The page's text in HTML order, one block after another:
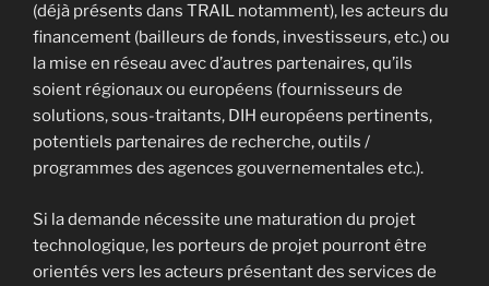
(déjà présents dans TRAIL notamment), les acteurs du
financement (bailleurs de fonds, investisseurs, etc.) ou
la mise en réseau avec d’autres partenaires, qu’ils
soient régionaux ou européens (fournisseurs de
solutions, sous-traitants, DIH européens pertinents,
potentiels partenaires de recherche, outils /
programmes des agences gouvernementales etc.).
Si la demande nécessite une maturation du projet
technologique, les porteurs de projet pourront être
orientés vers les acteurs présentant des services de